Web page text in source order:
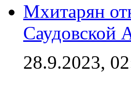
Мхитарян
Саудовской
28.9.2023,